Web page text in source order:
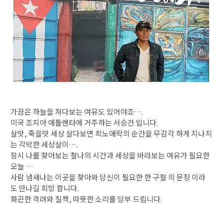
가끔은 하늘을 쳐다보는 여유도 있어야죠….
미국 조지아 애틀랜타에 거주하는 서승건 입니다.
살맛, 죽을맛 세상 살다보면 희노애락의 순간을 무감각 하게 지나치
는 각박한 세상살이….
잠시 나를 찾아보는 찰나의 시간과 세상을 바라보는 여유가 필요한
오늘 …
사람 냄새나는 이곳을 찾아와 당신이 필요한 한 구절 의 문장 이라
도 만나길 희망 합니다.
​화끈한 격려와 질책, 따뜻한 소리를 당부 드립니다.